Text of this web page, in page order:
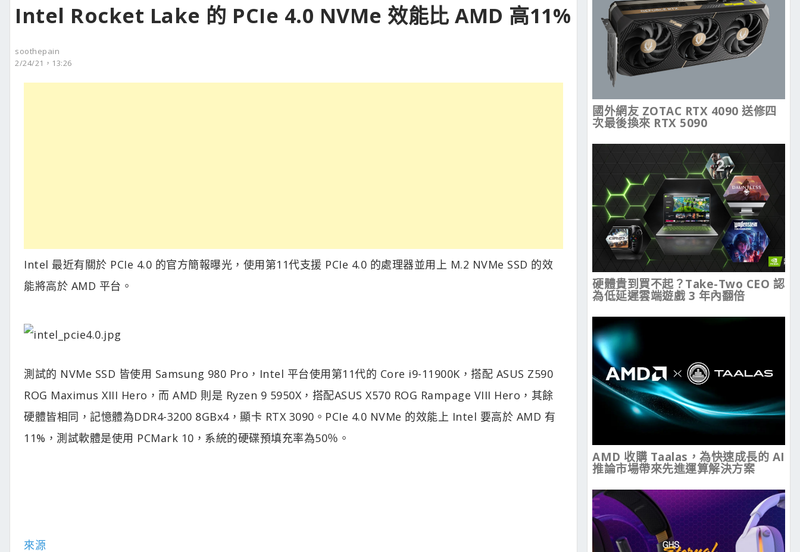
Intel Rocket Lake 的 PCIe 4.0 NVMe 效能比 AMD 高11%
soothepain
2/24/21，13:26
Intel 最近有關於 PCIe 4.0 的官方簡報曝光，使用第11代支援 PCIe 4.0 的處理器並用上 M.2 NVMe SSD 的效
能將高於 AMD 平台。
測試的 NVMe SSD 皆使用 Samsung 980 Pro，Intel 平台使用第11代的 Core i9-11900K，搭配 ASUS Z590
ROG Maximus XIII Hero，而 AMD 則是 Ryzen 9 5950X，搭配ASUS X570 ROG Rampage VIII Hero，其餘
硬體皆相同，記憶體為DDR4-3200 8GBx4，顯卡 RTX 3090。PCIe 4.0 NVMe 的效能上 Intel 要高於 AMD 有
11%，測試軟體是使用 PCMark 10，系統的硬碟預填充率為50％。
來源
國外網友 ZOTAC RTX 4090 送修四
次最後換來 RTX 5090
硬體貴到買不起？Take-Two CEO 認
為低延遲雲端遊戲 3 年內翻倍
AMD 收購 Taalas，為快速成長的 AI
推論市場帶來先進運算解決方案